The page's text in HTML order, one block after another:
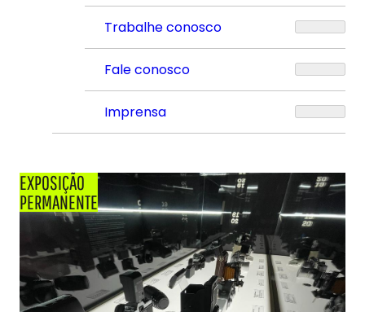
Trabalhe conosco
Fale conosco
Imprensa
EXPOSIÇÃO
PERMANENTE